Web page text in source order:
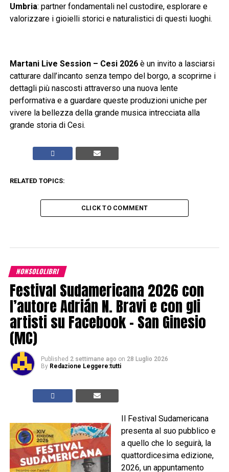
Umbria: partner fondamentali nel custodire, esplorare e
valorizzare i gioielli storici e naturalistici di questi luoghi.
Martani Live Session – Cesi 2026 è un invito a lasciarsi
catturare dall’incanto senza tempo del borgo, a scoprirne i
dettagli più nascosti attraverso una nuova lente
performativa e a guardare queste produzioni uniche per
vivere la bellezza della grande musica intrecciata alla
grande storia di Cesi.
RELATED TOPICS:
CLICK TO COMMENT
NONSOLOLIBRI
Festival Sudamericana 2026 con
l’autore Adrián N. Bravi e con gli
artisti su Facebook – San Ginesio
(MC)
Published 2 settimane ago on 28 Luglio 2026
By Redazione Leggere:tutti
Il Festival Sudamericana
presenta al suo pubblico e
a quello che lo seguirà, la
quattordicesima edizione,
2026, un appuntamento